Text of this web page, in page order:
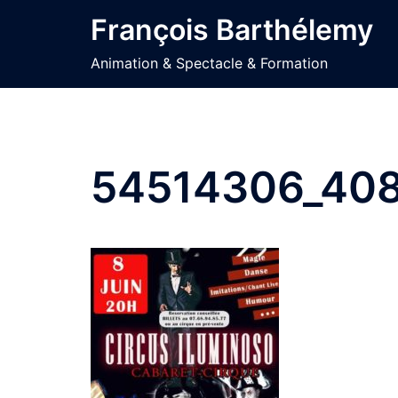
François Barthélemy
Animation & Spectacle & Formation